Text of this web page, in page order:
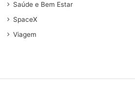
Saúde e Bem Estar
SpaceX
Viagem